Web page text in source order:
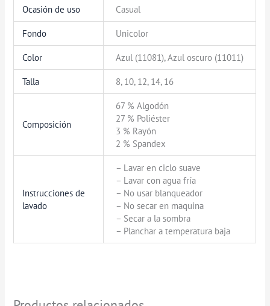
Ocasión de uso Casual
Fondo Unicolor
Color Azul (11081), Azul oscuro (11011)
Talla 8, 10, 12, 14, 16
Composición
67 % Algodón
27 % Poliéster
3 % Rayón
2 % Spandex
Instrucciones de
lavado
– Lavar en ciclo suave
– Lavar con agua fría
– No usar blanqueador
– No secar en maquina
– Secar a la sombra
– Planchar a temperatura baja